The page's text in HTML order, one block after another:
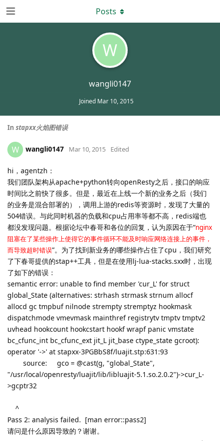
W
wangli0147
Joined Mar 10, 2015
Posts
In stapxx火焰图错误
W wangli0147 Mar 10, 2015 Edited
hi，agentzh：
我们团队架构从apache+python转向openResty之后，接口的响应
时间比之前快了很多。但是，最近在上线一个新的业务之后（我们
的业务是混合部署的），调用上游的redis等资源时，发现了大量的
504错误。与此同时机器的负载和cpu占用率等都不高，redis端也
都没发现问题。根据论坛中春哥和各位的回复，认为原因在于“nginx
阻塞在了某些操作上使得它的事件循环不能及时响应网络连接上的事件，
而导致超时错误”。为了找到新业务的哪些操作占住了cpu，我们研究
了下春哥提供的stap++工具，但是在使用lj-lua-stacks.sxx时，出现
了如下的错误：
semantic error: unable to find member 'cur_L' for struct
global_State (alternatives: strhash strmask strnum allocf
allocd gc tmpbuf nilnode strempty stremptyz hookmask
dispatchmode vmevmask mainthref registrytv tmptv tmptv2
uvhead hookcount hookcstart hookf wrapf panic vmstate
bc_cfunc_int bc_cfunc_ext jit_L jit_base ctype_state gcroot):
operator '->' at stapxx-3PGBbS8f/luajit.stp:631:93
source: gco = @cast(g, "global_State",
"/usr/local/openresty/luajit/lib/libluajit-5.1.so.2.0.2")->cur_L-
>gcptr32
^
Pass 2: analysis failed. [man error::pass2]
请问是什么原因导致的？谢谢。